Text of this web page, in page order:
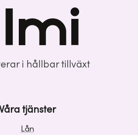
i hållbar tillväxt
tjänster
Lån